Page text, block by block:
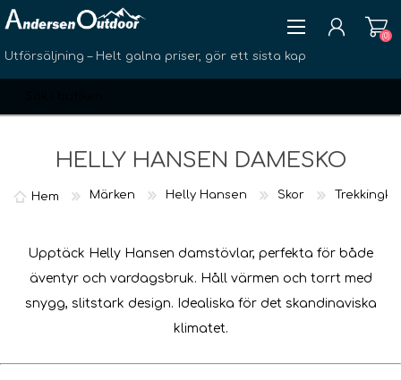
Utförsäljning – Helt galna priser, gör ett sista kap
ÖNSKELISTA
(0)
HELLY HANSEN DAMESKO
Hem Märken Helly Hansen Skor
Upptäck Helly Hansen damstövlar, perfekta för både
äventyr och vardagsbruk. Håll värmen och torrt med
snygg, slitstark design. Idealiska för det skandinaviska
klimatet.